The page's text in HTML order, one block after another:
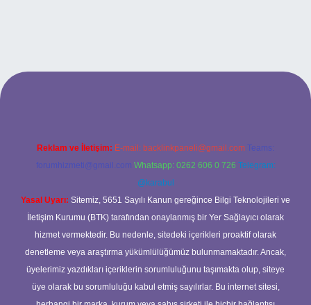
Reklam ve İletişim: E-mail: backlinkpaneli@gmail.com Teams:
forumhizmeti@gmail.com Whatsapp: 0262 606 0 726 Telegram:
@karabul
Yasal Uyarı: Sitemiz, 5651 Sayılı Kanun gereğince Bilgi Teknolojileri ve
İletişim Kurumu (BTK) tarafından onaylanmış bir Yer Sağlayıcı olarak
hizmet vermektedir. Bu nedenle, sitedeki içerikleri proaktif olarak
denetleme veya araştırma yükümlülüğümüz bulunmamaktadır. Ancak,
üyelerimiz yazdıkları içeriklerin sorumluluğunu taşımakta olup, siteye
üye olarak bu sorumluluğu kabul etmiş sayılırlar. Bu internet sitesi,